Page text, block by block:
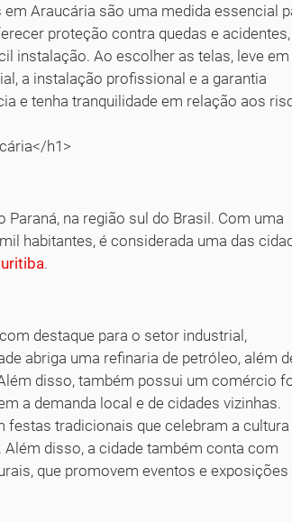
Araucária são uma medida essencial
proteção contra quedas e
instalação. Ao escolher as telas, leve em
a instalação profissional e a garantia
e tenha tranquilidade em relação aos
h1>
na região sul do Brasil. Com uma
habitantes, é considerada uma das
.
destaque para o setor industrial,
abriga uma refinaria de petróleo, além
disso, também possui um comércio
a demanda local e de cidades vizinhas.
festas tradicionais que celebram a cultura
disso, a cidade também conta com
que promovem eventos e exposições